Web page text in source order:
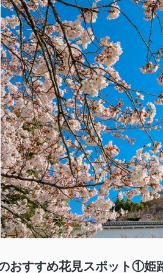
おすすめ花見スポット①姫